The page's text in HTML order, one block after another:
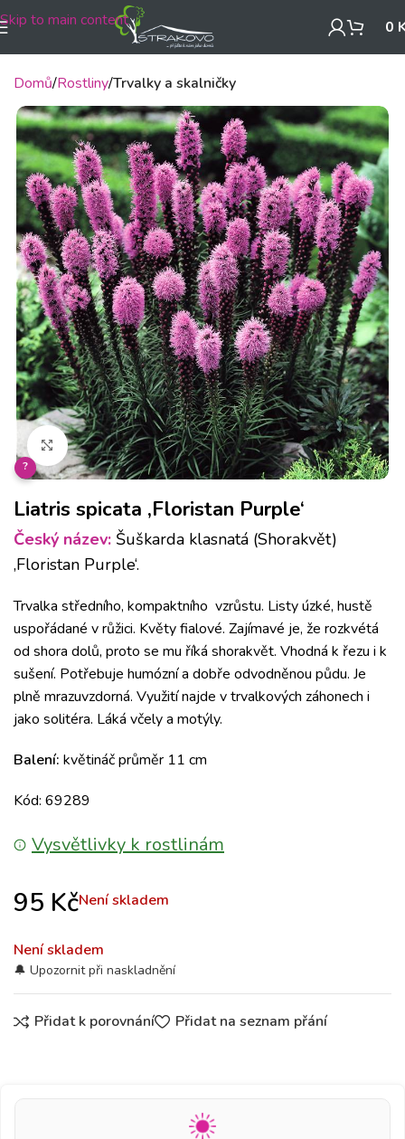
Skip to main content 0
Domů Rostliny Trvalky a skalničky
Klikněte pro zvětšení
?
Liatris spicata ‚Floristan Purple‘
Český název: Šuškarda klasnatá (Shorakvět)
‚Floristan Purple‘.
Trvalka středního, kompaktního vzrůstu. Listy úzké, hustě
uspořádané v růžici. Květy fialové. Zajímavé je, že rozkvétá
od shora dolů, proto se mu říká shorakvět. Vhodná k řezu i k
sušení. Potřebuje humózní a dobře odvodněnou půdu. Je
plně mrazuvzdorná. Využití najde v trvalkových záhonech i
jako solitéra. Láká včely a motýly.
Balení: květináč průměr 11 cm
Kód: 69289
Vysvětlivky k rostlinám
95 KčNení skladem
Není skladem
Přidat k porovnání Přidat na seznam přání